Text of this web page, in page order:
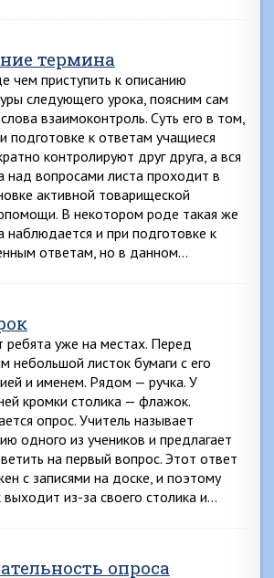
термина
чем приступить к описанию
следующего урока, поясним сам
взаимоконтроль. Суть его в том,
подготовке к ответам учащиеся
контролируют друг друга, а вся
над вопросами листа проходит в
активной товарищеской
В некотором роде такая же
наблюдается и при подготовке к
ответам, но в данном…
ребята уже на местах. Перед
небольшой листок бумаги с его
и именем. Рядом — ручка. У
кромки столика — флажок.
опрос. Учитель называет
одного из учеников и предлагает
на первый вопрос. Этот ответ
с записями на доске, и поэтому
выходит из-за своего столика и…
опроса